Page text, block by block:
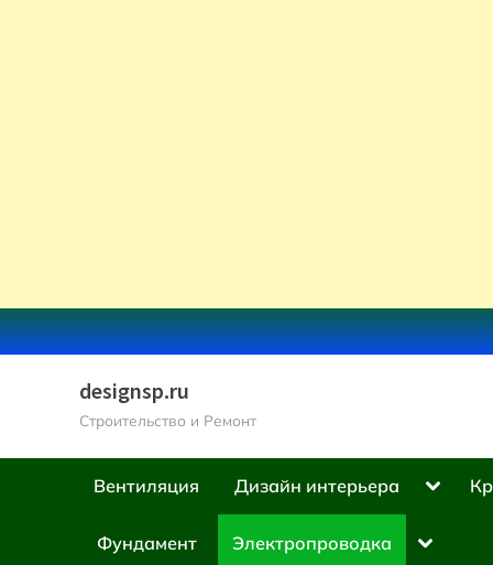
Skip
to
designsp.ru
Строительство и Ремонт
Вентиляция Дизайн интерьера
Toggle
Фундамент Электропроводка
Toggle